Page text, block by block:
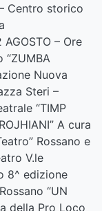
Centro storico
– Ore
“ZUMBA
Nuova
Steri –
“TIMP
A cura
Rossano e
V.le
8^ edizione
“UN
della Pro Loco